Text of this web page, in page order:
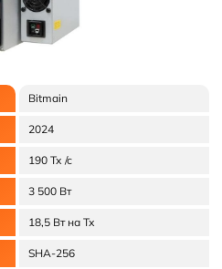
Bitmain
2024
190 Тх /с
3 500 Вт
18,5 Вт на Тх
SHA-256